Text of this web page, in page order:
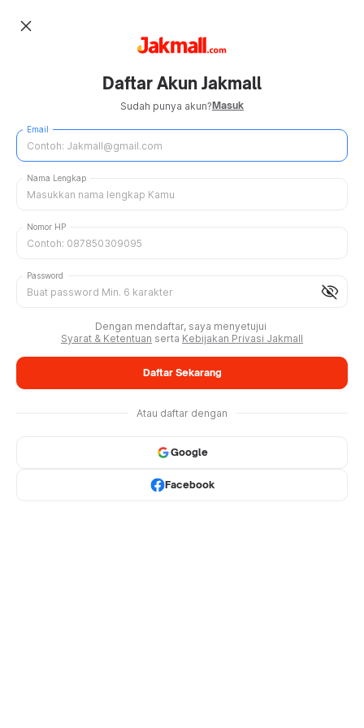
close
Daftar Akun Jakmall
Sudah punya akun?Masuk
Email
Nama Lengkap
Nomor HP
visibility_off
Password
Dengan mendaftar, saya menyetujui
Syarat & Ketentuan serta Kebijakan Privasi Jakmall
Daftar Sekarang
Atau daftar dengan
Google
Facebook